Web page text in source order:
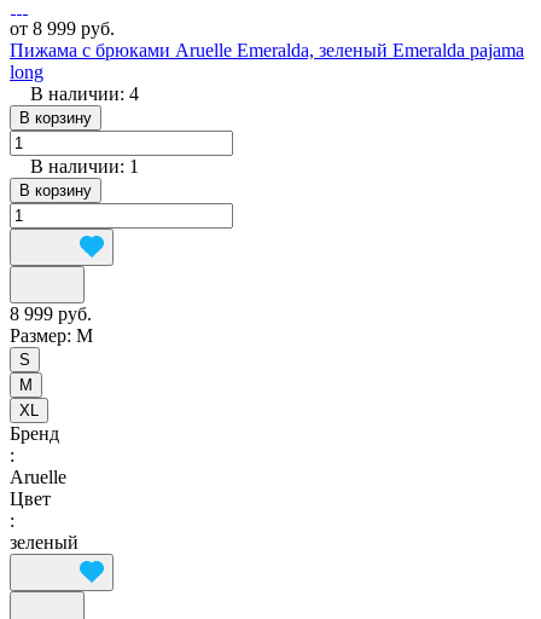
от 8 999 руб.
Пижама с брюками Aruelle Emeralda, зеленый Emeralda pajama
long
В наличии: 4
В корзину
В наличии: 1
В корзину
8 999 руб.
Размер: M
S
M
XL
Бренд
:
Aruelle
Цвет
:
зеленый